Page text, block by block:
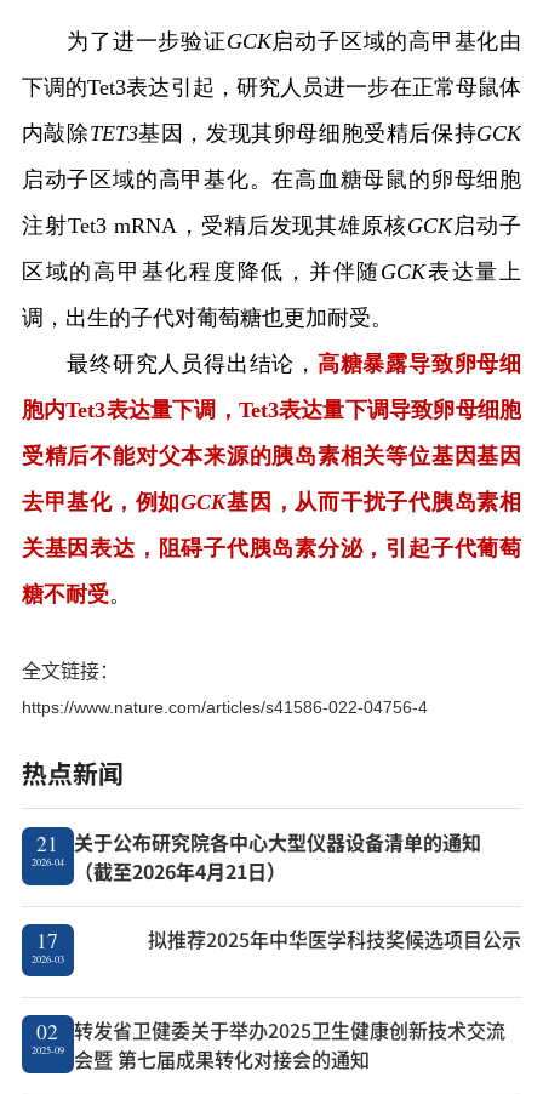
为了进一步验证GCK启动子区域的高甲基化由
下调的Tet3表达引起，研究人员进一步在正常母鼠体
内敲除TET3基因，发现其卵母细胞受精后保持GCK
启动子区域的高甲基化。在高血糖母鼠的卵母细胞
注射Tet3 mRNA ，受精后发现其雄原核GCK启动子
区域的高甲基化程度降低，并伴随GCK表达量上
调，出生的子代对葡萄糖也更加耐受。
最终研究人员得出结论， 高糖暴露导致卵母细
胞内Tet3表达量下调， Tet3表达量下调导致卵母细胞
受精后不能对父本来源的胰岛素相关等位基因基因
去甲基化，例如GCK基因，从而干扰子代胰岛素相
关基因表达，阻碍子代胰岛素分泌，引起子代葡萄
糖不耐受。
全文链接：
https://www.nature.com/articles/s41586-022-04756-4
热点新闻
21
2026-04
关于公布研究院各中心大型仪器设备清单的通知
（截至2026年4月21日）
17
2026-03
拟推荐2025年中华医学科技奖候选项目公示
02
2025-09
转发省卫健委关于举办2025卫生健康创新技术交流
会暨 第七届成果转化对接会的通知